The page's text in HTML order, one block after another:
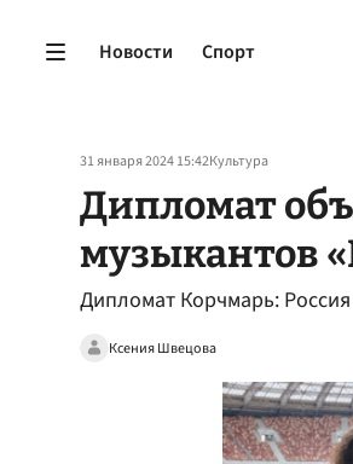
Новости Спорт
31 января 2024 15:42Культура
Дипломат
музыкантов
Дипломат Корчмарь:
Ксения Швецова